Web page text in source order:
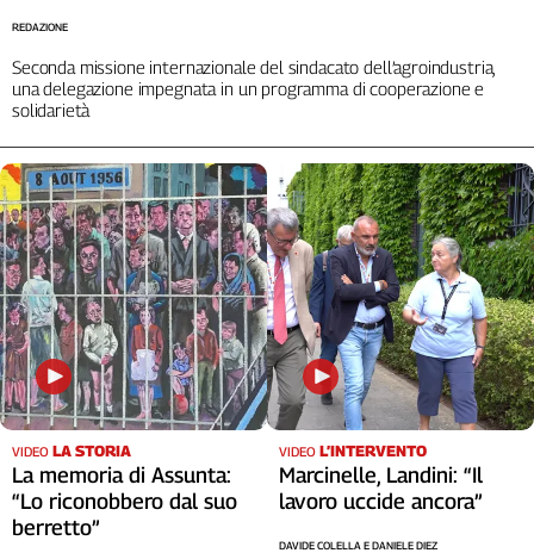
Seconda missione internazionale del sindacato dell’agroindustria,
una delegazione impegnata in un programma di cooperazione e
solidarietà
REDAZIONE
VIDEO LA STORIA
La memoria di Assunta:
“Lo riconobbero dal suo
berretto”
VIDEO L’INTERVENTO
Marcinelle, Landini: “Il
lavoro uccide ancora”
DAVIDE COLELLA E DANIELE DIEZ